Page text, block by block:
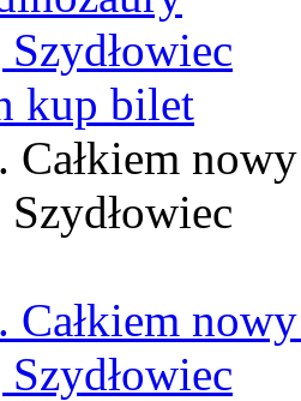
kup bilet
Całkiem
Całkiem